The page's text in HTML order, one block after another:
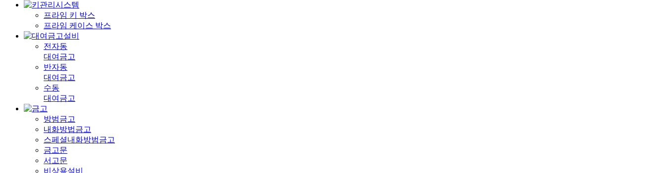
프라임 키 박스
프라임 케이스 박스
전자동
대여금고
반자동
대여금고
수동
대여금고
방범금고
내화방법금고
스페셜내화방범금고
금고문
서고문
비상용설비